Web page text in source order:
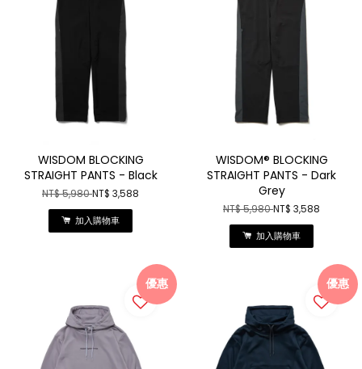
WISDOM BLOCKING
STRAIGHT PANTS - Black
NT$ 5,980NT$ 3,588
加入購物車
WISDOM® BLOCKING
STRAIGHT PANTS - Dark
Grey
NT$ 5,980NT$ 3,588
加入購物車
優惠 優惠